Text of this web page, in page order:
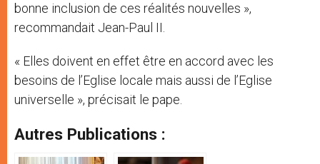
bonne inclusion de ces réalités nouvelles »,
recommandait Jean-Paul II.
« Elles doivent en effet être en accord avec les
besoins de l’Eglise locale mais aussi de l’Eglise
universelle », précisait le pape.
Autres Publications :